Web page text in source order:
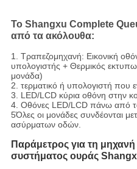
Το Shangxu Complete
από τα ακόλουθα:
1. Τραπεζομηχανή: Εικονική
υπολογιστής + Θερμικός
μονάδα)
2. τερματικό ή υπολογιστή που
3. LED/LCD κύρια οθόνη στην
4. Οθόνες LED/LCD πάνω από
5Όλες οι μονάδες συνδέονται
ασύρματων οδών.
Παράμετρος για τη μηχανή
συστήματος ουράς